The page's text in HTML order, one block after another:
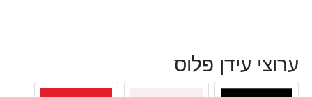
ערוצי עידן פלוס